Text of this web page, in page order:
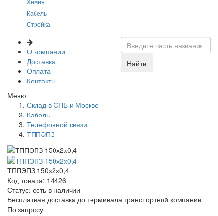
Химия
Кабель
Стройка
О компании
Доставка
Оплата
Контакты
Найти
Меню
Склад в СПБ и Москве
Кабель
Телефонной связи
ТППЭПЗ
ТППЭПЗ 150х2х0,4
Код товара: 14426
Статус: есть в наличии
Бесплатная доставка до терминала транспортной компании
По запросу